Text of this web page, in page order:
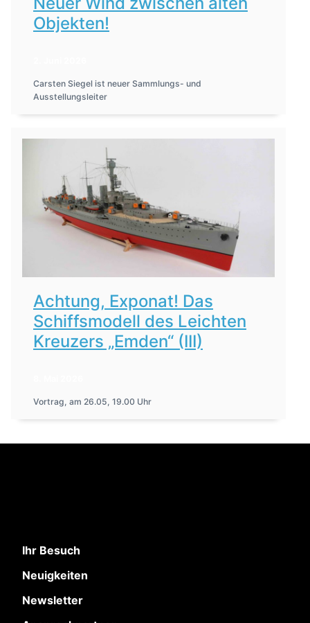
Objekten!
Carsten Siegel ist neuer Sammlungs- und
Ausstellungsleiter
Achtung, Exponat! Das
Schiffsmodell des Leichten
Kreuzers „Emden“ (III)
Vortrag, am 26.05, 19.00 Uhr
Ihr Besuch
Neuigkeiten
Newsletter